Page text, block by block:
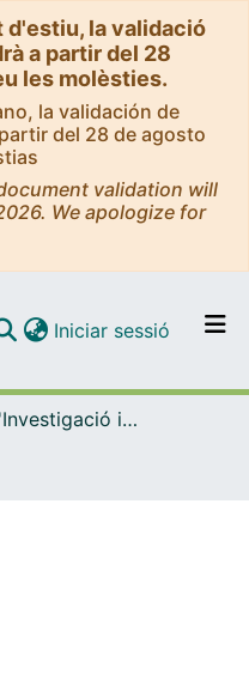
d'estiu, la validació
a partir del 28
les molèsties.
la validación de
del 28 de agosto
validation will
We apologize for
per tot el DD
publicar
Iniciar sessió (current)
Mètodes d'Investigació i Diagnòstic en Educació